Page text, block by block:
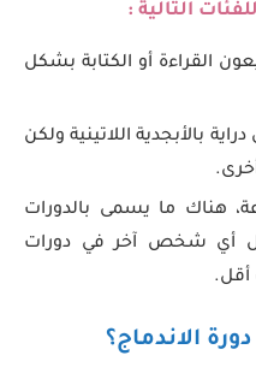
التالية :
القراءة أو الكتابة بشكل
بالأبجدية اللاتينية ولكن
هناك ما يسمى بالدورات
أي شخص آخر في دورات
أقل.
الاندماج؟